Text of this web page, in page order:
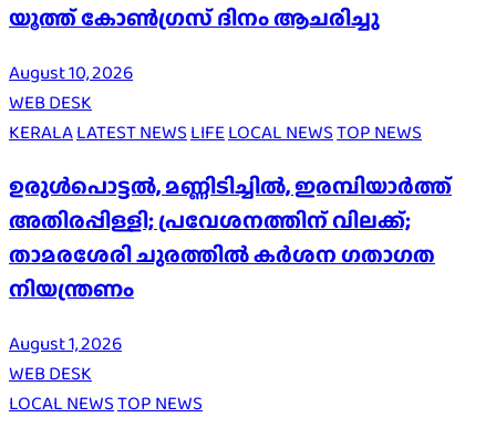
യൂത്ത് കോൺഗ്രസ് ദിനം ആചരിച്ചു
August 10, 2026
WEB DESK
KERALALATEST NEWS LIFE LOCAL NEWSTOP NEWS
ഉരുൾപൊട്ടൽ, മണ്ണിടിച്ചിൽ, ഇരമ്പിയാര്‍ത്ത്
അതിരപ്പിള്ളി; പ്രവേശനത്തിന് വിലക്ക്;
താമരശേരി ചുരത്തില്‍ കര്‍ശന ഗതാഗത
നിയന്ത്രണം
August 1, 2026
WEB DESK
LOCAL NEWSTOP NEWS